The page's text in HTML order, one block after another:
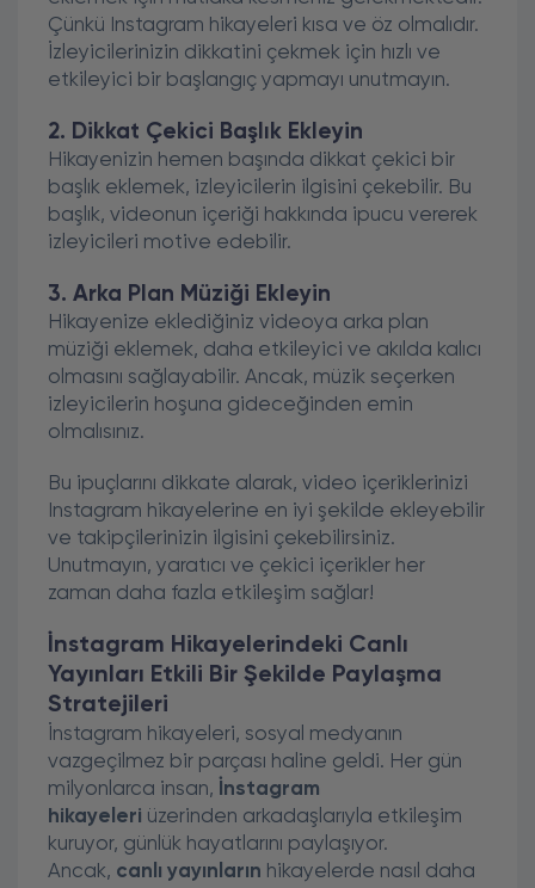
Çünkü Instagram hikayeleri kısa ve öz olmalıdır.
İzleyicilerinizin dikkatini çekmek için hızlı ve
etkileyici bir başlangıç yapmayı unutmayın.
2. Dikkat Çekici Başlık Ekleyin
Hikayenizin hemen başında dikkat çekici bir
başlık eklemek, izleyicilerin ilgisini çekebilir. Bu
başlık, videonun içeriği hakkında ipucu vererek
izleyicileri motive edebilir.
3. Arka Plan Müziği Ekleyin
Hikayenize eklediğiniz videoya arka plan
müziği eklemek, daha etkileyici ve akılda kalıcı
olmasını sağlayabilir. Ancak, müzik seçerken
izleyicilerin hoşuna gideceğinden emin
olmalısınız.
Bu ipuçlarını dikkate alarak, video içeriklerinizi
Instagram hikayelerine en iyi şekilde ekleyebilir
ve takipçilerinizin ilgisini çekebilirsiniz.
Unutmayın, yaratıcı ve çekici içerikler her
zaman daha fazla etkileşim sağlar!
İnstagram Hikayelerindeki Canlı
Yayınları Etkili Bir Şekilde Paylaşma
Stratejileri
İnstagram hikayeleri, sosyal medyanın
vazgeçilmez bir parçası haline geldi. Her gün
milyonlarca insan, İnstagram
hikayeleri üzerinden arkadaşlarıyla etkileşim
kuruyor, günlük hayatlarını paylaşıyor.
Ancak, canlı yayınların hikayelerde nasıl daha